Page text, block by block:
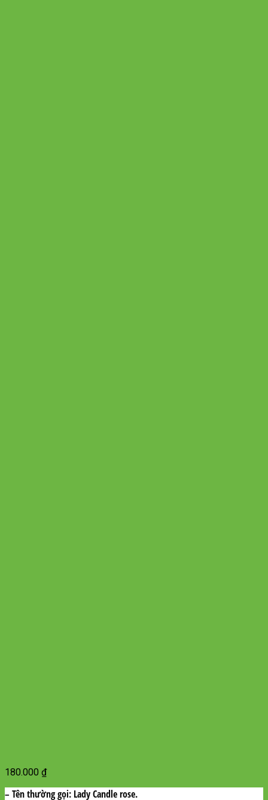
180.000 ₫
– Tên thường gọi: Lady Candle rose.